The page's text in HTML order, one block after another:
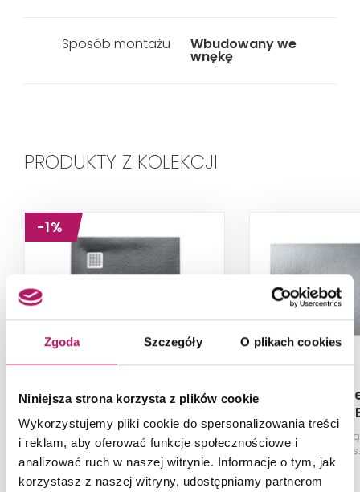
Zgoda Szczegóły O plikach cookies
Niniejsza strona korzysta z plików cookie
Wykorzystujemy pliki cookie do spersonalizowania treści
i reklam, aby oferować funkcje społecznościowe i
analizować ruch w naszej witrynie. Informacje o tym, jak
korzystasz z naszej witryny, udostępniamy partnerom
Sposób montażu Wbudowany we
wnękę
PRODUKTY Z KOLEKCJI
-1%
Roca Terran
Brodzik półokrągły STONEX®,
90x90x2,8 cm, szary łupek
1 360,00 PLN
Roca
Brodzik
120x100x3,1